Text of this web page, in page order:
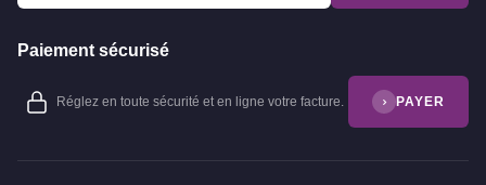
Paiement sécurisé
Réglez en toute sécurité et en ligne votre facture. PAYER